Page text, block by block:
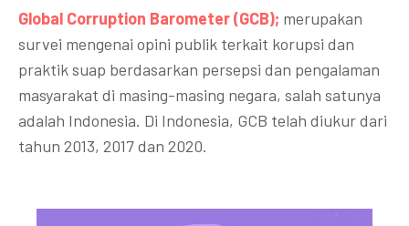
Global Corruption Barometer (GCB); merupakan
survei mengenai opini publik terkait korupsi dan
praktik suap berdasarkan persepsi dan pengalaman
masyarakat di masing-masing negara, salah satunya
adalah Indonesia. Di Indonesia, GCB telah diukur dari
tahun 2013, 2017 dan 2020.